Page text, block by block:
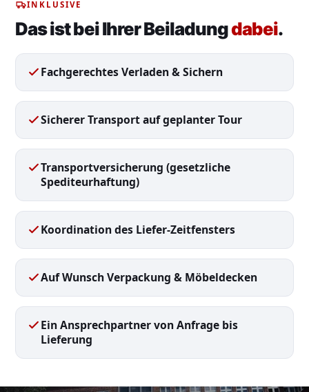
INKLUSIVE
Das ist bei Ihrer Beiladungdabei.
Fachgerechtes Verladen & Sichern
Sicherer Transport auf geplanter Tour
Transportversicherung (gesetzliche
Spediteurhaftung)
Koordination des Liefer-Zeitfensters
Auf Wunsch Verpackung & Möbeldecken
Ein Ansprechpartner von Anfrage bis
Lieferung